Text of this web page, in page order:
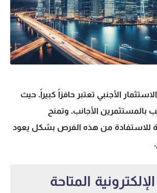
الأجنبي تعتبر حافزاً كبيراً. حيث
بالمستثمرين الأجانب. وتمنح
للاستفادة من هذه الفرص بشكل يعود
المتاحة